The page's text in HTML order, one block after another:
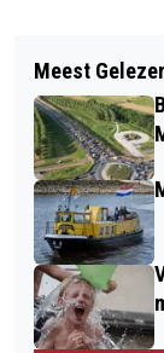
BIJNA
VOOR
VEILIG
Meest